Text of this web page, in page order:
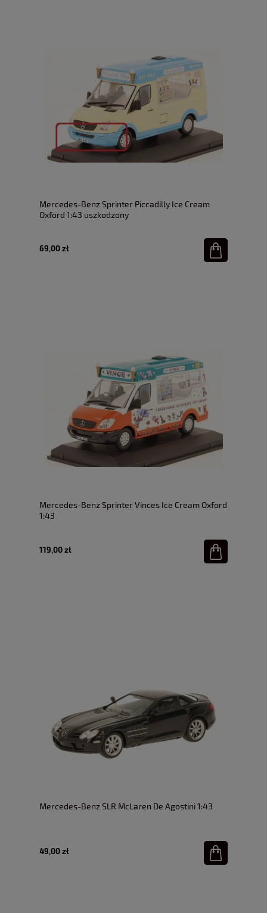
Mercedes-Benz Sprinter Piccadilly Ice Cream
Oxford 1:43 uszkodzony
69,00 zł
Mercedes-Benz Sprinter Vinces Ice Cream Oxford
1:43
119,00 zł
Mercedes-Benz SLR McLaren De Agostini 1:43
49,00 zł